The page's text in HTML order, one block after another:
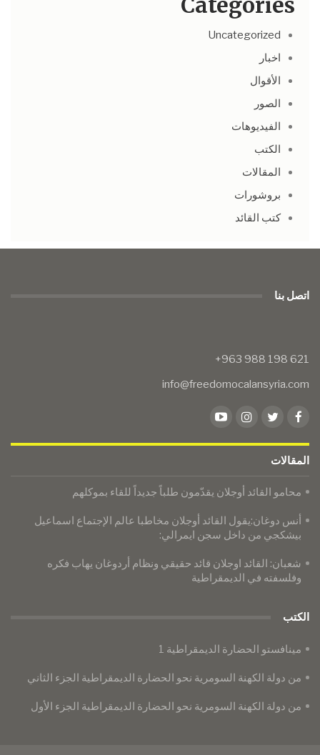
Uncategorized
اخبار
الأقوال
الصور
الفيديوهات
الكتب
المقالات
بروشورات
كتب القائد
اتصل بنا
info@freedomocalansyria.com
المقالات
محامو القائد أوجلان يقدّمون طلباً جديداً للقاء بموكلهم
أنس دوغان:يقول القائد أوجلان مخاطبا عالم الإجتماع اسماعيل
بيشكجي من داخل سجن ايمرالي:
شعبان: القائد اوجلان قائد حقيقي ونظام أردوغان يهاب فكره
وفلسفته في الديمقراطية
الكتب
مينافستو الحضارة الديمقراطية 1
من دولة الكهنة السومرية نحو الحضارة الديمقراطية الجزء الثاني
من دولة الكهنة السومرية نحو الحضارة الديمقراطية الجزء الأول